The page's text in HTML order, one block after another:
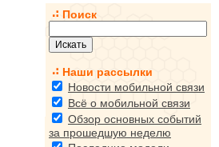
Поиск
Наши рассылки
Новости мобильной связи
Всё о мобильной связи
Обзор основных событий
за прошедшую неделю